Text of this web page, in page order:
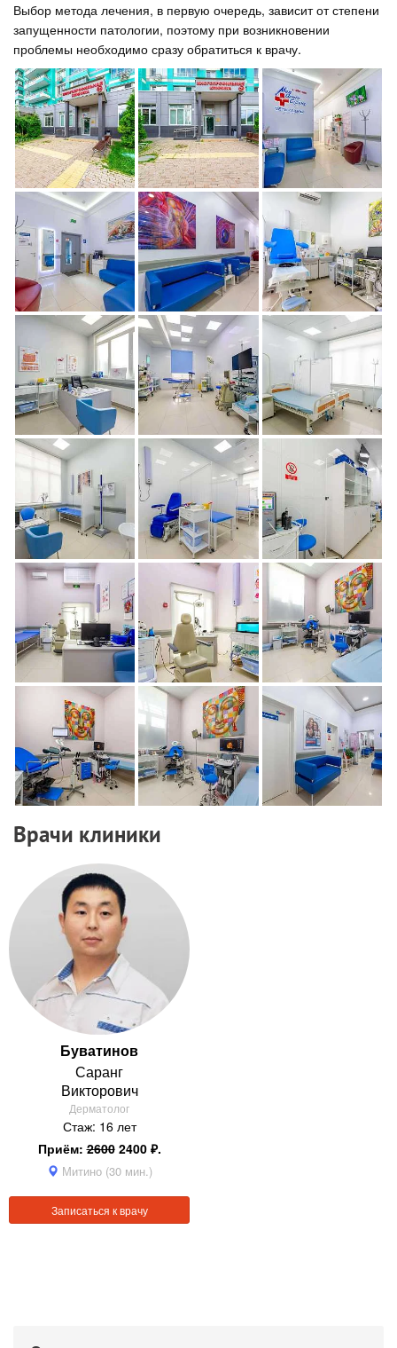
Выбор метода лечения, в первую очередь, зависит от степени
запущенности патологии, поэтому при возникновении
проблемы необходимо сразу обратиться к врачу.
Врачи клиники
Буватинов
Саранг
Викторович
Дерматолог
Стаж: 16 лет
Приём:26002400 ₽.
Митино (30 мин.)
Записаться к врачу